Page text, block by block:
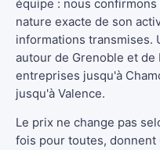
équipe : nous
nature exacte de son
informations transmises.
autour de Grenoble et de
entreprises jusqu'à
jusqu'à Valence.
Le prix ne change pas
fois pour toutes,